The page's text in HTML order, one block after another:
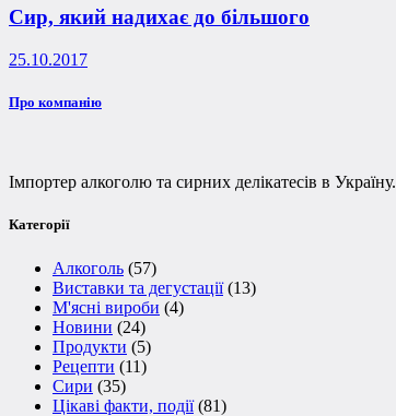
Сир, який надихає до більшого
25.10.2017
Про компанію
Імпортер алкоголю та сирних делікатесів в Україну.
Категорії
Алкоголь (57)
Виставки та дегустації(13)
М'ясні вироби (4)
Новини (24)
Продукти (5)
Рецепти (11)
Сири (35)
Цікаві факти, події(81)